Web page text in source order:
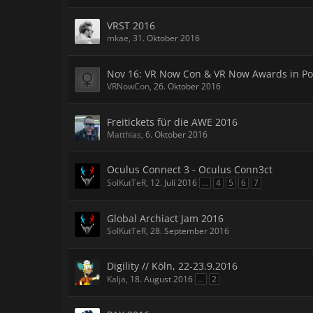
VRST 2016
mkae, 31. Oktober 2016
Nov 16: VR Now Con & VR Now Awards in
VRNowCon, 26. Oktober 2016
Freitickets für die AWE 2016
Matthias, 6. Oktober 2016
Oculus Connect 3 - Oculus Conn3ct
SolKutTeR, 12. Juli 2016 ... 4 5 6 7
Global Archiact Jam 2016
SolKutTeR, 28. September 2016
Digility // Köln, 22-23.9.2016
Kalja, 18. August 2016 ... 2